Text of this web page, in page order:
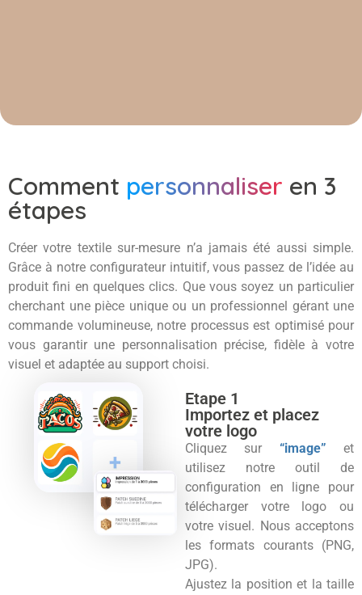
Comment personnaliser en 3
étapes
Créer votre textile sur-mesure n’a jamais été aussi simple.
Grâce à notre configurateur intuitif, vous passez de l’idée au
produit fini en quelques clics. Que vous soyez un particulier
cherchant une pièce unique ou un professionnel gérant une
commande volumineuse, notre processus est optimisé pour
vous garantir une personnalisation précise, fidèle à votre
visuel et adaptée au support choisi.
Etape 1
Importez et placez
votre logo
Cliquez sur “image” et
utilisez notre outil de
configuration en ligne pour
télécharger votre logo ou
votre visuel. Nous acceptons
les formats courants (PNG,
JPG).
Ajustez la position et la taille